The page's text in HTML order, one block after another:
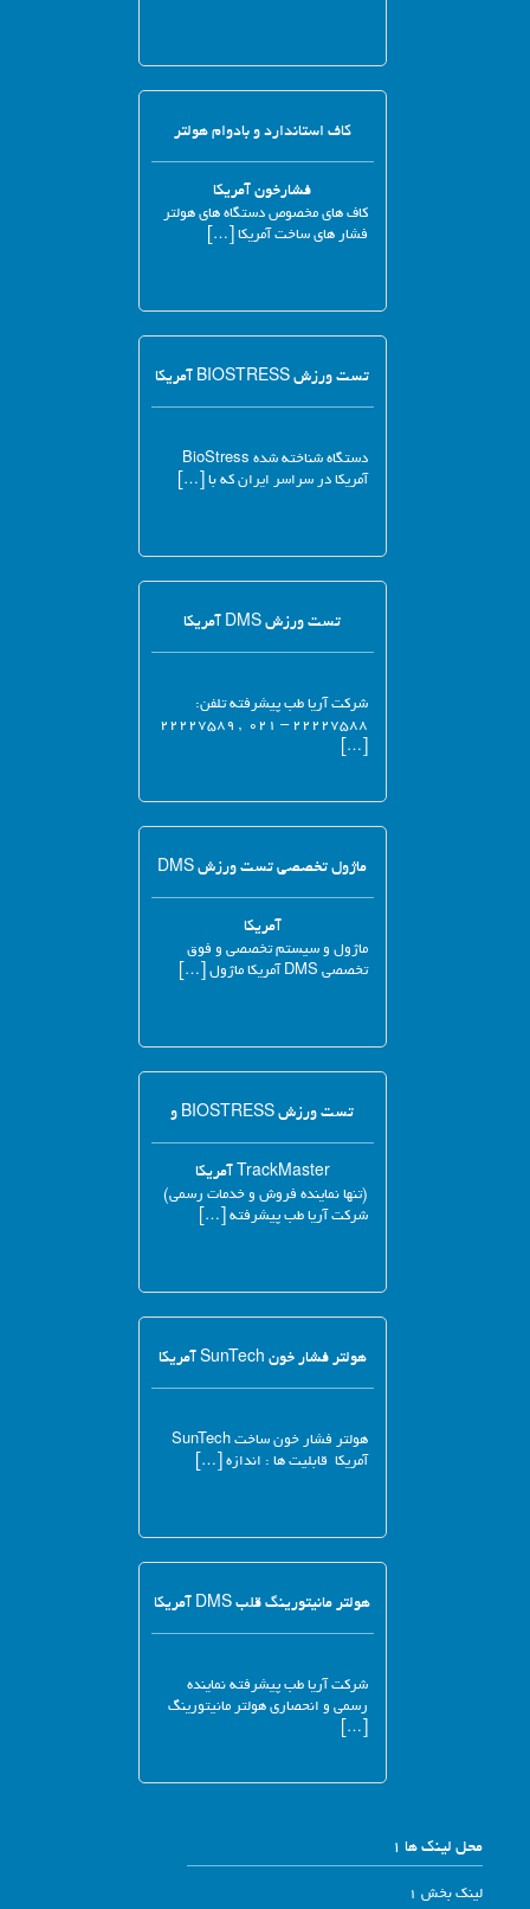
کاف استاندارد و بادوام هولتر
فشارخون آمریکا
کاف های مخصوص دستگاه های هولتر
فشار های ساخت آمریکا […]
تست ورزش BIOSTRESS آمریکا
دستگاه شناخته شده BioStress
آمریکا در سراسر ایران که با […]
تست ورزش DMS آمریکا
شرکت آریا طب پیشرفته تلفن:
۲۲۲۲۷۵۸۸ – ۰۲۱ , ۲۲۲۲۷۵۸۹
[…]
ماژول تخصصی تست ورزش DMS
آمریکا
ماژول و سیستم تخصصی و فوق
تخصصی DMS آمریکا ماژول […]
تست ورزش BIOSTRESS و
TrackMaster آمریکا
(تنها نماینده فروش و خدمات رسمی)
شرکت آریا طب پیشرفته […]
هولتر فشار خون SunTech آمریکا
هولتر فشار خون ساخت SunTech
آمریکا قابلیت ها : اندازه […]
هولتر مانیتورینگ قلب DMS آمریکا
شرکت آریا طب پیشرفته نماینده
رسمی و انحصاری هولتر مانیتورینگ
[…]
محل لینک ها 1
لینک بخش 1